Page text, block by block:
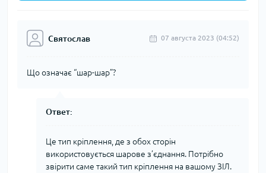
Святослав 07 августа 2023 (04:52)
Що означає “шар-шар”?
Ответ:
Це тип кріплення, де з обох сторін
використовується шарове з’єднання. Потрібно
звірити саме такий тип кріплення на вашому ЗІЛ.